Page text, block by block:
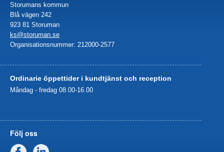
Storumans kommun
Blå vägen 242
923 81 Storuman
ks@storuman.se
Organisationsnummer: 212000-2577
Ordinarie öppettider i kundtjänst och reception
Måndag - fredag 08.00-16.00
Följ oss
Facebook